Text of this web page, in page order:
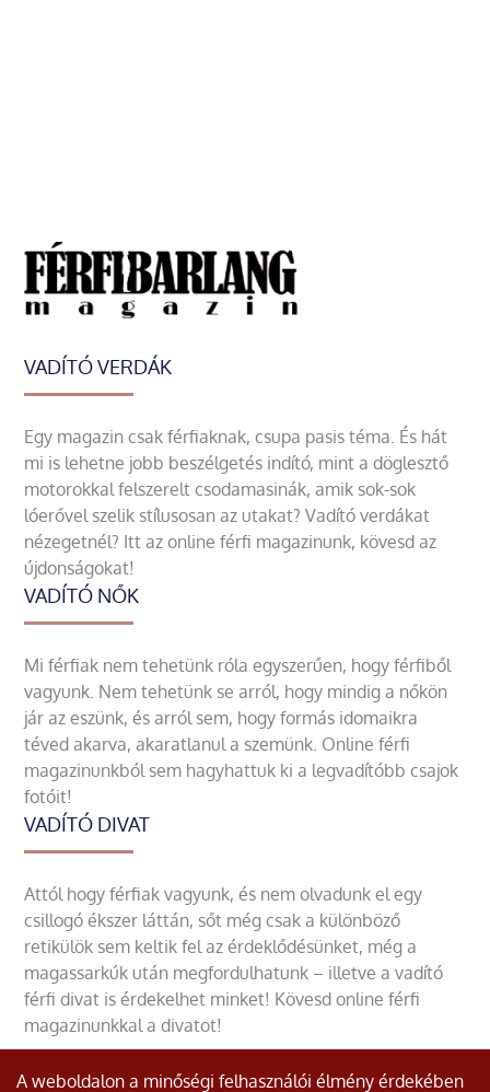
VADÍTÓ VERDÁK
Egy magazin csak férfiaknak, csupa pasis téma. És hát
mi is lehetne jobb beszélgetés indító, mint a döglesztő
motorokkal felszerelt csodamasinák, amik sok-sok
lóerővel szelik stílusosan az utakat? Vadító verdákat
nézegetnél? Itt az online férfi magazinunk, kövesd az
újdonságokat!
VADÍTÓ NŐK
Mi férfiak nem tehetünk róla egyszerűen, hogy férfiből
vagyunk. Nem tehetünk se arról, hogy mindig a nőkön
jár az eszünk, és arról sem, hogy formás idomaikra
téved akarva, akaratlanul a szemünk. Online férfi
magazinunkból sem hagyhattuk ki a legvadítóbb csajok
fotóit!
VADÍTÓ DIVAT
Attól hogy férfiak vagyunk, és nem olvadunk el egy
csillogó ékszer láttán, sőt még csak a különböző
retikülök sem keltik fel az érdeklődésünket, még a
magassarkúk után megfordulhatunk – illetve a vadító
férfi divat is érdekelhet minket! Kövesd online férfi
magazinunkkal a divatot!
A weboldalon a minőségi felhasználói élmény érdekében